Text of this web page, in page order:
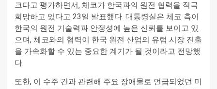
크다고 평가하면서, 체코가 한국과의 원전 협력을 적극
희망하고 있다고 23일 발표했다. 대통령실은 체코 측이
한국의 원전 기술력과 안정성에 높은 신뢰를 보이고 있
으며, 체코와의 협력이 한국 원전 산업의 유럽 시장 진출
을 가속화할 수 있는 중요한 계기가 될 것이라고 전망했
다.
또한, 이 수주 건과 관련해 주요 장애물로 언급되었던 미